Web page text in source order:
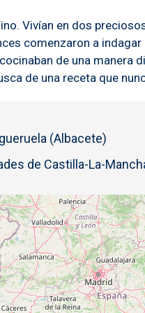
Vivían en dos
comenzaron a
de una
de una receta que
(Albacete)
de Castilla-La-